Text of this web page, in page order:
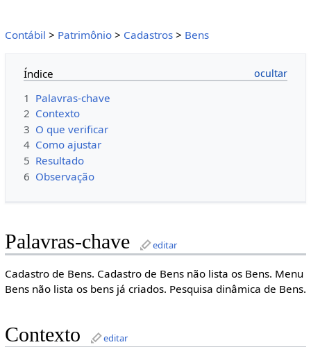
Contábil > Patrimônio> Cadastros> Bens
Índice
1 Palavras-chave
2 Contexto
3 O que verificar
4 Como ajustar
5 Resultado
6 Observação
Palavras-chave editar
Cadastro de Bens. Cadastro de Bens não lista os Bens. Menu
Bens não lista os bens já criados. Pesquisa dinâmica de Bens.
Contexto editar